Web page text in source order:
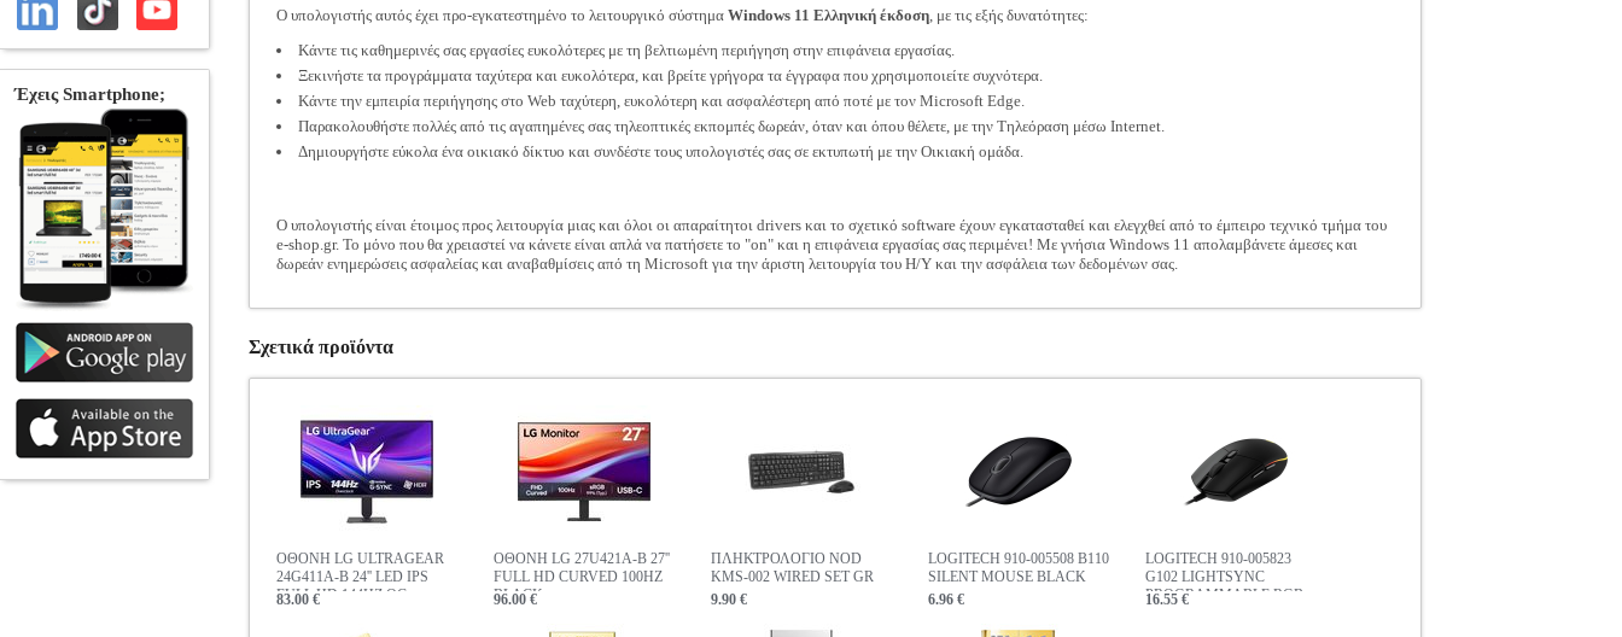
Ο υπολογιστής αυτός έχει προ-εγκατεστημένο το λειτουργικό σύστημα Windows 11 Ελληνική έκδοση, με τις εξής δυνατότητες:
Κάντε τις καθημερινές σας εργασίες ευκολότερες με τη βελτιωμένη περιήγηση στην επιφάνεια εργασίας.
Ξεκινήστε τα προγράμματα ταχύτερα και ευκολότερα, και βρείτε γρήγορα τα έγγραφα που χρησιμοποιείτε συχνότερα.
Κάντε την εμπειρία περιήγησης στο Web ταχύτερη, ευκολότερη και ασφαλέστερη από ποτέ με τον Microsoft Edge.
Παρακολουθήστε πολλές από τις αγαπημένες σας τηλεοπτικές εκπομπές δωρεάν, όταν και όπου θέλετε, με την Τηλεόραση μέσω Internet.
Δημιουργήστε εύκολα ένα οικιακό δίκτυο και συνδέστε τους υπολογιστές σας σε εκτυπωτή με την Οικιακή ομάδα.
Ο υπολογιστής είναι έτοιμος προς λειτουργία μιας και όλοι οι απαραίτητοι drivers και το σχετικό software έχουν εγκατασταθεί και ελεγχθεί από το έμπειρο τεχνικό τμήμα του
e-shop.gr. Το μόνο που θα χρειαστεί να κάνετε είναι απλά να πατήσετε το "on" και η επιφάνεια εργασίας σας περιμένει! Με γνήσια Windows 11 απολαμβάνετε άμεσες και
δωρεάν ενημερώσεις ασφαλείας και αναβαθμίσεις από τη Microsoft για την άριστη λειτουργία του Η/Υ και την ασφάλεια των δεδομένων σας.
Σχετικά προϊόντα
ΟΘΟΝΗ LG ULTRAGEAR
24G411A-B 24'' LED IPS
FULL HD 144HZ OC
83.00 €
ΟΘΟΝΗ LG 27U421A-B 27''
FULL HD CURVED 100HZ
BLACK
96.00 €
ΠΛΗΚΤΡΟΛΟΓΙΟ NOD
KMS-002 WIRED SET GR
9.90 €
LOGITECH 910-005508 B110
SILENT MOUSE BLACK
6.96 €
LOGITECH 910-005823
G102 LIGHTSYNC
PROGRAMMABLE RGB
16.55 €